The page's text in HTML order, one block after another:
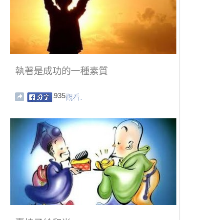
執著是成功的一種素質
935觀看.